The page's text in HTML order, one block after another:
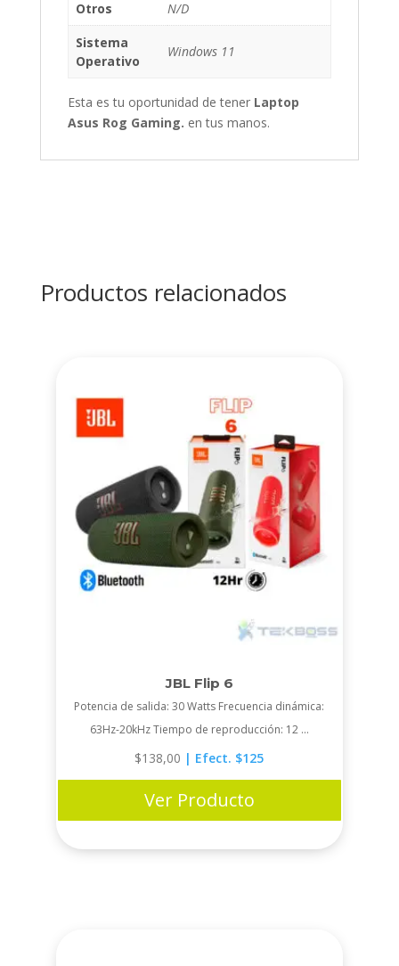
Otros
N/D
Sistema
Operativo
Windows 11
Esta es tu oportunidad de tener Laptop
Asus Rog Gaming. en tus manos.
Productos relacionados
JBL Flip 6
Potencia de salida: 30 Watts Frecuencia dinámica:
63Hz-20kHz Tiempo de reproducción: 12 ...
$138,00 | Efect. $125
Ver Producto